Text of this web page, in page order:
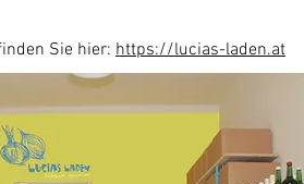
Sie hier: https://lucias-laden.at